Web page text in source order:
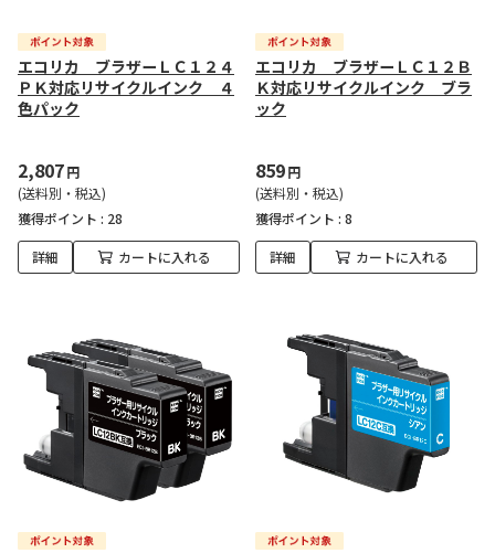
エコリカ ブラザーＬＣ１２４
ＰＫ対応リサイクルインク ４
色パック
2,807円
(送料別・税込)
獲得ポイント : 28
詳細 カートに入れる
エコリカ ブラザーＬＣ１２Ｂ
Ｋ対応リサイクルインク ブラ
ック
859円
(送料別・税込)
獲得ポイント : 8
詳細 カートに入れる